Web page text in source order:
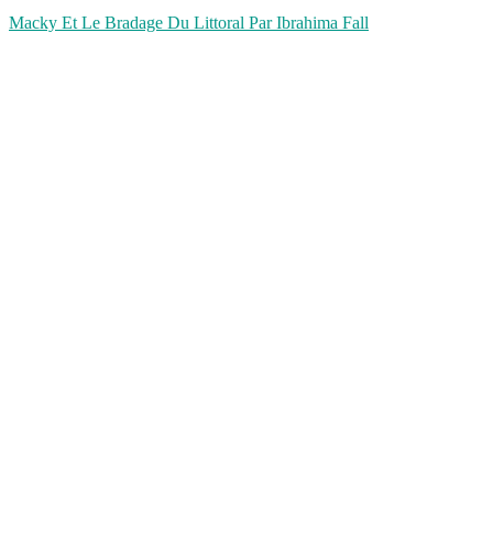
Macky Et Le Bradage Du Littoral Par Ibrahima Fall